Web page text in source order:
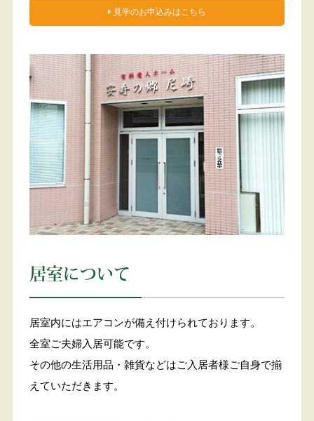
見学のお申込みはこちら
居室について
居室内にはエアコンが備え付けられております。
全室ご夫婦入居可能です。
その他の生活用品・雑貨などはご入居者様ご自身で揃
えていただきます。